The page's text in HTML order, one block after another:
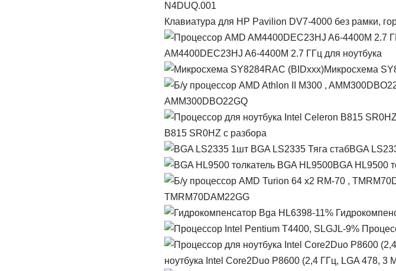
Клавиатура для HP Pavilion DV7-4000 без рамки,
AM4400DEC23HJ A6-4400M 2.7 ГГц для ноутбука
Микросхема
AMM300DBO22GQ
B815 SR0HZ с разбора
BGA
BGA HL9500
TMRM70DAM22GG
-11%
-9%
ноутбука Intel Core2Duo P8600 (2,4 ГГц, LGA 478, 3